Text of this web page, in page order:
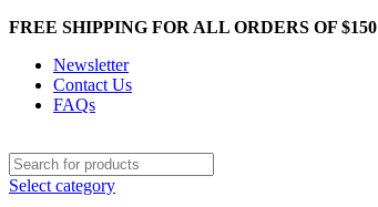
FREE SHIPPING FOR ALL ORDERS OF $150
Newsletter
Contact Us
FAQs
Select category